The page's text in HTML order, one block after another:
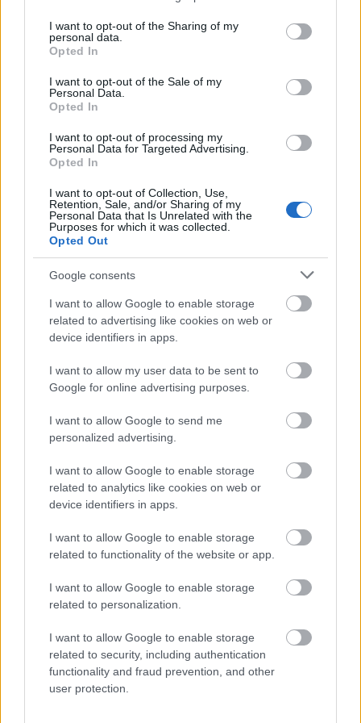
not limited to your visit or usage behaviour. You may click to
grant or deny consent to Google and its third-party tags to
use your data for below specified purposes in below Google
consent section.
I want to opt-out of the Sharing of my
personal data.
Opted In
I want to opt-out of the Sale of my
Personal Data.
Opted In
I want to opt-out of processing my
Personal Data for Targeted Advertising.
Opted In
I want to opt-out of Collection, Use,
Retention, Sale, and/or Sharing of my
Personal Data that Is Unrelated with the
Purposes for which it was collected.
Opted Out
Google consents
I want to allow Google to enable storage
related to advertising like cookies on web or
device identifiers in apps.
I want to allow my user data to be sent to
Google for online advertising purposes.
I want to allow Google to send me
personalized advertising.
I want to allow Google to enable storage
related to analytics like cookies on web or
device identifiers in apps.
I want to allow Google to enable storage
related to functionality of the website or app.
I want to allow Google to enable storage
related to personalization.
I want to allow Google to enable storage
related to security, including authentication
functionality and fraud prevention, and other
user protection.
Az Európai Bizottság egy 2009. október 28-án kelt
levélben tájékoztatta a külügyminisztert, hogy nem
emel kifogást a vállalkozások által az előadó-
művészeti szervezetek részére nyújtott, adóból
levonható támogatásokra vonatkozó kulturális célú
támogatási program ellen, mivel az az EK-Szerződés
összeegyeztethető a közös piaccal. A több oldalon
keresztül indokolt engedélyezés, valamint az
talán nem teszik feleslegessé néhány probléma
felvetését.
Kezdjük talán a jogalapokkal, amelyek egyáltalán a
kérést megindokolták. Ezek:
1. Az előadó-művészeti szervezetek támogatásáról és
sajátos foglalkoztatási szabályairól szóló 2008. évi
XCIX. törvény.
2. A társasági adóról és az osztalékadóról szóló
1996. évi LXXXI. törvény 4. § (37), (38) és (39)
3. Az előadó-művészeti szervezetek működésével
eljárások részletes szabályairól, továbbá a
zenekarok és énekkarok tevékenységéhez szükséges
tárgyi feltételekről, valamint a fizető nézőszám
alsó határáról szóló 7/2009. (III. 4.) OKM-rendelet.
Ezek közül az 1. és a 3. alapjában megváltozott, még
akkor is, ha csak törvénymódosításnak tüntették fel.
Az előadó-művészeti szervezetek támogatásáról
szóló rész ugyanis teljes mértékben kicserélődött,
kicserélődik, és ennek megfelelően a 3. pontban
megjelölt rendelet sem ugyanúgy szolgálja
ugyanazokat a szándékokat. A törvénymódosítás